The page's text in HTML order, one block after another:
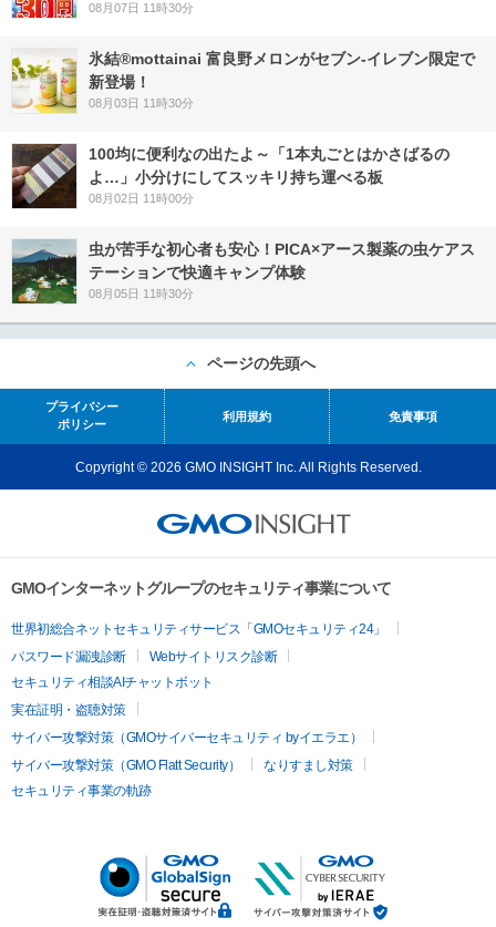
08月07日 11時30分
氷結®mottainai 富良野メロンがセブン‐イレブン限定で
新登場！
08月03日 11時30分
100均に便利なの出たよ～「1本丸ごとはかさばるの
よ…」小分けにしてスッキリ持ち運べる板
08月02日 11時00分
虫が苦手な初心者も安心！PICA×アース製薬の虫ケアス
テーションで快適キャンプ体験
08月05日 11時30分
ページの先頭へ
プライバシー
ポリシー
利用規約 免責事項
Copyright © 2026 GMO INSIGHT Inc. All Rights Reserved.
GMOインターネットグループのセキュリティ事業について
世界初総合ネットセキュリティサービス「GMOセキュリティ24」
パスワード漏洩診断
Webサイトリスク診断
セキュリティ相談AIチャットボット
実在証明・盗聴対策
サイバー攻撃対策（GMOサイバーセキュリティ byイエラエ）
サイバー攻撃対策（GMO Flatt Security）
なりすまし対策
セキュリティ事業の軌跡